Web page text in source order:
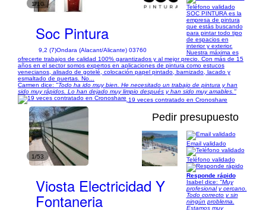
1/10
Soc Pintura
9,2 (7)Ondara (Alacant/Alicante) 03760
Teléfono validado
SOC PINTURA es la
empresa de pintura
que estás buscando
para pintar todo tipo
de espacios en
interior y exterior.
Nuestra máxima es
ofrecerte trabajos de calidad 100% garantizados y al mejor precio. Con más de 15
años en el sector somos expertos en aplicaciones de pintura como estucos
venecianos, alisado de gotelé, colocación papel pintado, barnizado, lacado y
esmaltado de puertas. No...
Carmen dice: "Todo ha ido muy bien. He necesitado un trabajo de pintura y han
sido muy rápidos. Lo han dejado muy limpio después y han sido muy amables."
19 veces contratado en Cronoshare
1/53
Pedir presupuesto
Viosta Electricidad Y
Fontaneria
Email validado
Teléfono validado
Responde rápido
Isabel dice: "Muy
profesional y cercano.
Todo correcto y sin
ningún problema.
Estamos muy